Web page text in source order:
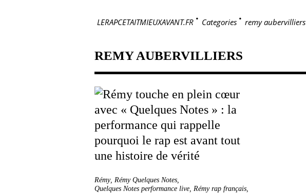
LERAPCETAITMIEUXAVANT.FR > Categories > remy aubervilliers
REMY AUBERVILLIERS
Rémy, Rémy Quelques Notes,
Quelques Notes performance live, Rémy rap français,